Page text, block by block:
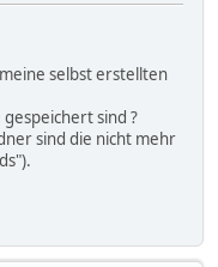
selbst erstellten
sind ?
sind die nicht mehr